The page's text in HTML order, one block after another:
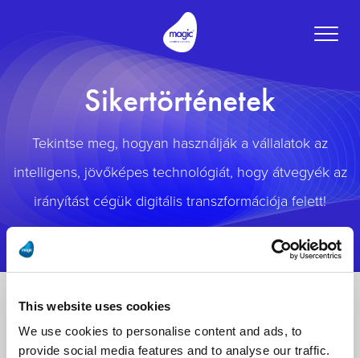
This website uses cookies
We use cookies to personalise content and ads, to
provide social media features and to analyse our traffic.
Toggle
Sikertörténetek
Tekintse meg, hogyan használják a vállalatok az
intelligens, jövőképes technológiát, hogy átvegyék az
irányítást cégük digitális transzformációja felett!